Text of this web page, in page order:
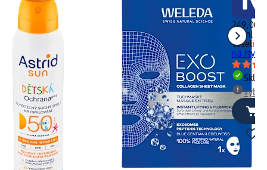
249,00
10 ml
Vaseline
na rty